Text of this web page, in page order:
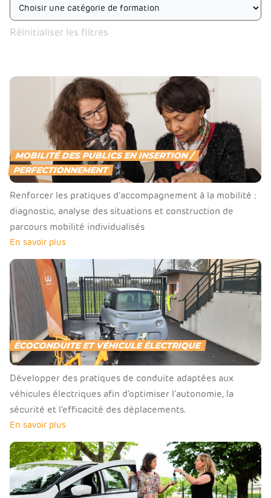
Réinitialiser les filtres
MOBILITÉ DES PUBLICS EN INSERTION /
PERFECTIONNEMENT
Renforcer les pratiques d’accompagnement à la mobilité :
diagnostic, analyse des situations et construction de
parcours mobilité individualisés
En savoir plus
ÉCOCONDUITE ET VÉHICULE ÉLECTRIQUE
Développer des pratiques de conduite adaptées aux
véhicules électriques afin d’optimiser l’autonomie, la
sécurité et l’efficacité des déplacements.
En savoir plus